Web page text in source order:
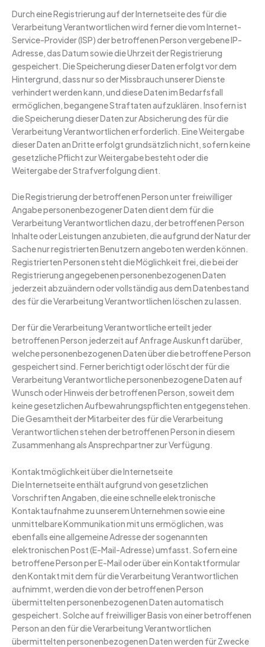
Durch eine Registrierung auf der Internetseite des für die
Verarbeitung Verantwortlichen wird ferner die vom Internet-
Service-Provider (ISP) der betroffenen Person vergebene IP-
Adresse, das Datum sowie die Uhrzeit der Registrierung
gespeichert. Die Speicherung dieser Daten erfolgt vor dem
Hintergrund, dass nur so der Missbrauch unserer Dienste
verhindert werden kann, und diese Daten im Bedarfsfall
ermöglichen, begangene Straftaten aufzuklären. Insofern ist
die Speicherung dieser Daten zur Absicherung des für die
Verarbeitung Verantwortlichen erforderlich. Eine Weitergabe
dieser Daten an Dritte erfolgt grundsätzlich nicht, sofern keine
gesetzliche Pflicht zur Weitergabe besteht oder die
Weitergabe der Strafverfolgung dient.
Die Registrierung der betroffenen Person unter freiwilliger
Angabe personenbezogener Daten dient dem für die
Verarbeitung Verantwortlichen dazu, der betroffenen Person
Inhalte oder Leistungen anzubieten, die aufgrund der Natur der
Sache nur registrierten Benutzern angeboten werden können.
Registrierten Personen steht die Möglichkeit frei, die bei der
Registrierung angegebenen personenbezogenen Daten
jederzeit abzuändern oder vollständig aus dem Datenbestand
des für die Verarbeitung Verantwortlichen löschen zu lassen.
Der für die Verarbeitung Verantwortliche erteilt jeder
betroffenen Person jederzeit auf Anfrage Auskunft darüber,
welche personenbezogenen Daten über die betroffene Person
gespeichert sind. Ferner berichtigt oder löscht der für die
Verarbeitung Verantwortliche personenbezogene Daten auf
Wunsch oder Hinweis der betroffenen Person, soweit dem
keine gesetzlichen Aufbewahrungspflichten entgegenstehen.
Die Gesamtheit der Mitarbeiter des für die Verarbeitung
Verantwortlichen stehen der betroffenen Person in diesem
Zusammenhang als Ansprechpartner zur Verfügung.
Kontaktmöglichkeit über die Internetseite
Die Internetseite enthält aufgrund von gesetzlichen
Vorschriften Angaben, die eine schnelle elektronische
Kontaktaufnahme zu unserem Unternehmen sowie eine
unmittelbare Kommunikation mit uns ermöglichen, was
ebenfalls eine allgemeine Adresse der sogenannten
elektronischen Post (E-Mail-Adresse) umfasst. Sofern eine
betroffene Person per E-Mail oder über ein Kontaktformular
den Kontakt mit dem für die Verarbeitung Verantwortlichen
aufnimmt, werden die von der betroffenen Person
übermittelten personenbezogenen Daten automatisch
gespeichert. Solche auf freiwilliger Basis von einer betroffenen
Person an den für die Verarbeitung Verantwortlichen
übermittelten personenbezogenen Daten werden für Zwecke